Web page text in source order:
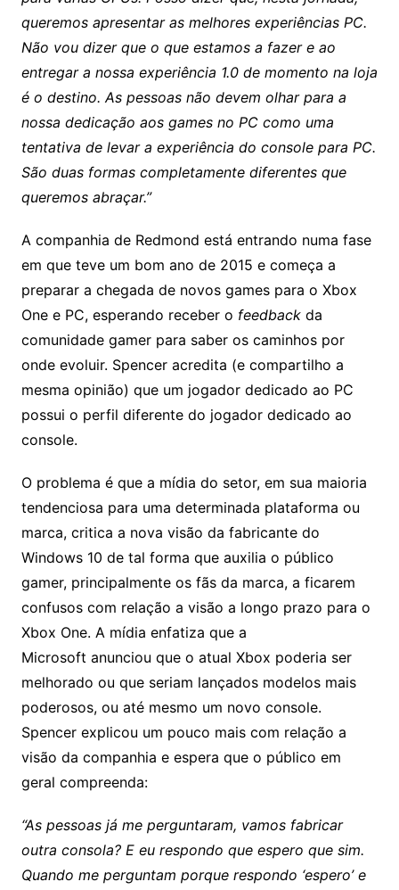
queremos apresentar as melhores experiências PC.
Não vou dizer que o que estamos a fazer e ao
entregar a nossa experiência 1.0 de momento na loja
é o destino. As pessoas não devem olhar para a
nossa dedicação aos games no PC como uma
tentativa de levar a experiência do console para PC.
São duas formas completamente diferentes que
queremos abraçar.”
A companhia de Redmond está entrando numa fase
em que teve um bom ano de 2015 e começa a
preparar a chegada de novos games para o Xbox
One e PC, esperando receber o feedbackda
comunidade gamer para saber os caminhos por
onde evoluir. Spencer acredita (e compartilho a
mesma opinião) que um jogador dedicado ao PC
possui o perfil diferente do jogador dedicado ao
console.
O problema é que a mídia do setor, em sua maioria
tendenciosa para uma determinada plataforma ou
marca, critica a nova visão da fabricante do
Windows 10 de tal forma que auxilia o público
gamer, principalmente os fãs da marca, a ficarem
confusos com relação a visão a longo prazo para o
Xbox One. A mídia enfatiza que a
Microsoft anunciou que o atual Xbox poderia ser
melhorado ou que seriam lançados modelos mais
poderosos, ou até mesmo um novo console.
Spencer explicou um pouco mais com relação a
visão da companhia e espera que o público em
geral compreenda:
“As pessoas já me perguntaram, vamos fabricar
outra consola? E eu respondo que espero que sim.
Quando me perguntam porque respondo ‘espero’ e